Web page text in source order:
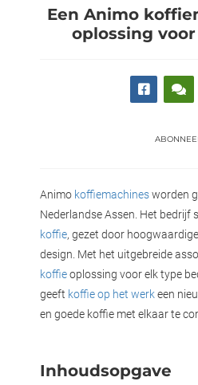
Een Animo
oplossing
Animo koffiemachinesworden
Nederlandse Assen. Het bedrijf
koffie, gezet door
design. Met het uitgebreide
koffieoplossing voor elk type
geeft koffie op het werkeen
en goede koffie met elkaar te
Inhoudsopgave
over
van
op